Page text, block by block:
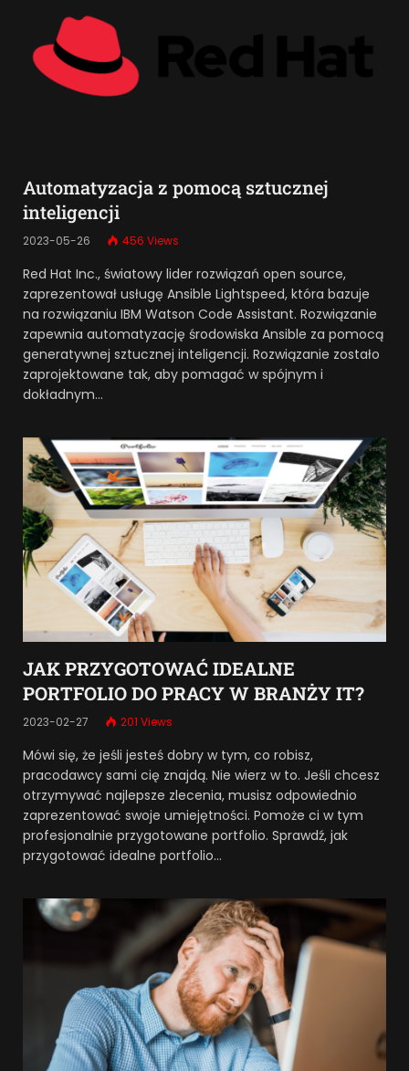
Automatyzacja z pomocą sztucznej
inteligencji
2023-05-26 456 Views
Red Hat Inc., światowy lider rozwiązań open source,
zaprezentował usługę Ansible Lightspeed, która bazuje
na rozwiązaniu IBM Watson Code Assistant. Rozwiązanie
zapewnia automatyzację środowiska Ansible za pomocą
generatywnej sztucznej inteligencji. Rozwiązanie zostało
zaprojektowane tak, aby pomagać w spójnym i
dokładnym…
JAK PRZYGOTOWAĆ IDEALNE
PORTFOLIO DO PRACY W BRANŻY IT?
2023-02-27 201 Views
Mówi się, że jeśli jesteś dobry w tym, co robisz,
pracodawcy sami cię znajdą. Nie wierz w to. Jeśli chcesz
otrzymywać najlepsze zlecenia, musisz odpowiednio
zaprezentować swoje umiejętności. Pomoże ci w tym
profesjonalnie przygotowane portfolio. Sprawdź, jak
przygotować idealne portfolio…